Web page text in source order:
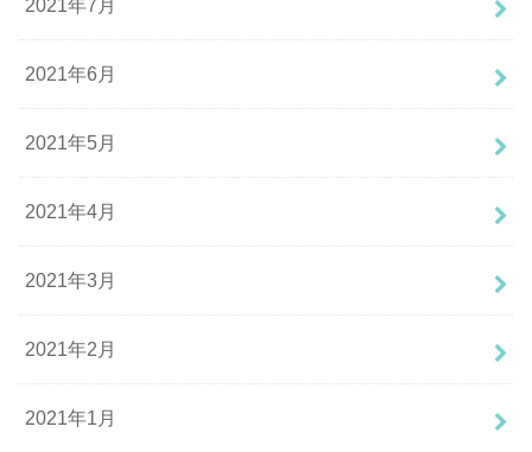
2021年7月
2021年6月
2021年5月
2021年4月
2021年3月
2021年2月
2021年1月